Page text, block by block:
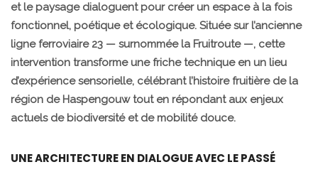
et le paysage dialoguent pour créer un espace à la fois
fonctionnel, poétique et écologique. Située sur l’ancienne
ligne ferroviaire 23 — surnommée la Fruitroute —, cette
intervention transforme une friche technique en un lieu
d’expérience sensorielle, célébrant l’histoire fruitière de la
région de Haspengouw tout en répondant aux enjeux
actuels de biodiversité et de mobilité douce.
UNE ARCHITECTURE EN DIALOGUE AVEC LE PASSÉ